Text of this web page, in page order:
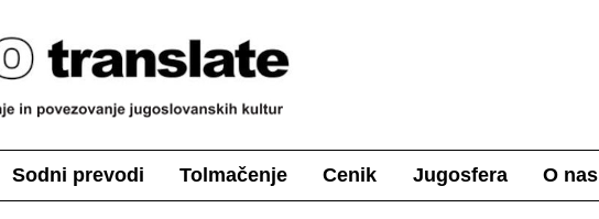
Sodni prevodi Tolmačenje Cenik Jugosfera O nas